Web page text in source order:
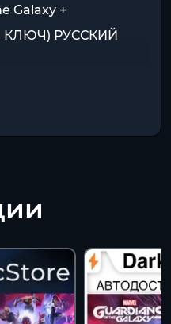
Galaxy +
КЛЮЧ) РУССКИЙ